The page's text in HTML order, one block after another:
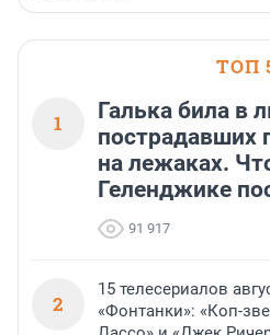
ТОП
1
Галька била в
пострадавших
на лежаках.
Геленджике
91 917
2
15 телесериалов
«Фонтанки»: «Коп-